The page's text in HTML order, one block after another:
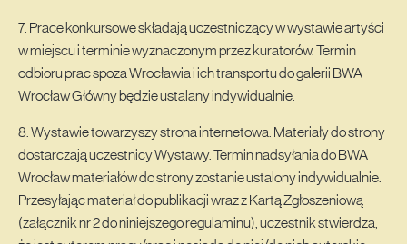
7. Prace konkursowe składają uczestniczący w wystawie artyści
w miejscu i terminie wyznaczonym przez kuratorów. Termin
odbioru prac spoza Wrocławia i ich transportu do galerii BWA
Wrocław Główny będzie ustalany indywidualnie.
8. Wystawie towarzyszy strona internetowa. Materiały do strony
dostarczają uczestnicy Wystawy. Termin nadsyłania do BWA
Wrocław materiałów do strony zostanie ustalony indywidualnie.
Przesyłając materiał do publikacji wraz z Kartą Zgłoszeniową
(załącznik nr 2 do niniejszego regulaminu), uczestnik stwierdza,